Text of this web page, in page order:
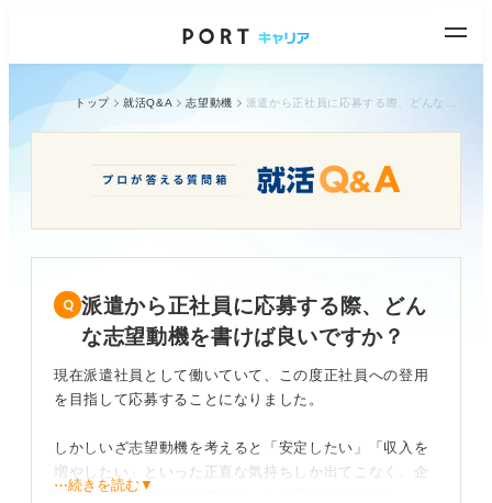
トップ 就活Q&A 志望動機
派遣から正社員に応募する際、どん
な志望動機を書けば良いですか？
現在派遣社員として働いていて、この度正社員への登用
を目指して応募することになりました。
しかしいざ志望動機を考えると「安定したい」「収入を
増やしたい」といった正直な気持ちしか出てこなく、企
業に響くような志望動機がまったく思いつきません。
⋯続きを読む▼